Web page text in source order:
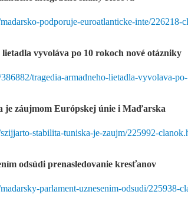
podporuje-euroatlanticke-inte/226218-
vyvoláva po 10 rokoch nové otázniky
tragedia-armadneho-lietadla-vyvolava-
je záujmom Európskej únie i Maďarska
stabilita-tuniska-je-zaujm/225992-
odsúdi prenasledovanie kresťanov
parlament-uznesenim-odsudi/225938-